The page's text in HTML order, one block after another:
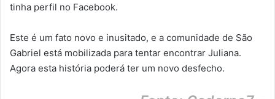
tinha perfil no Facebook.
Este é um fato novo e inusitado, e a comunidade de São
Gabriel está mobilizada para tentar encontrar Juliana.
Agora esta história poderá ter um novo desfecho.